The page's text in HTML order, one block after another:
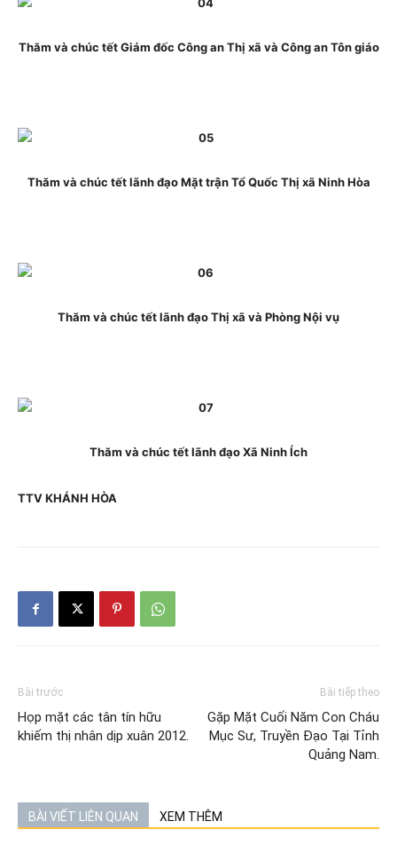
Thăm và chúc tết Giám đốc Công an Thị xã và Công anTôn giáo
Thăm và chúc tết lãnh đạo Mặt trận Tổ Quốc Thị xã Ninh Hòa
Thăm và chúc tết lãnh đạo Thị xã và Phòng Nội vụ
Thăm và chúc tết lãnh đạo Xã Ninh Ích
TTV KHÁNH HÒA
Bài trước
Họp mặt các tân tín hữu
khiếm thị nhân dịp xuân 2012.
Bài tiếp theo
Gặp Mặt Cuối Năm Con Cháu
Mục Sư, Truyền Đạo Tại Tỉnh
Quảng Nam.
BÀI VIẾT LIÊN QUAN XEM THÊM